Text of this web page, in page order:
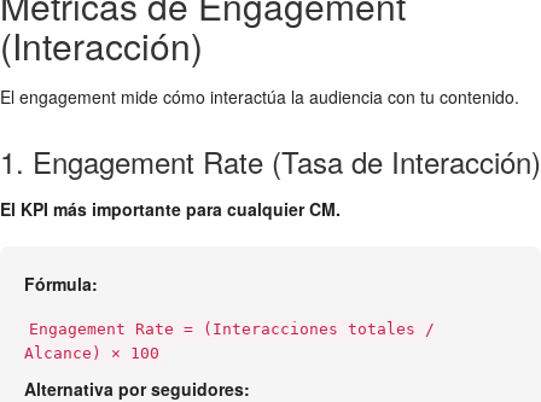
(Interacción)
El engagement mide cómo interactúa la audiencia con tu contenido.
1. Engagement Rate (Tasa de Interacción)
El KPI más importante para cualquier CM.
Fórmula:
Engagement Rate = (Interacciones totales /
Alcance) × 100
Alternativa por seguidores: